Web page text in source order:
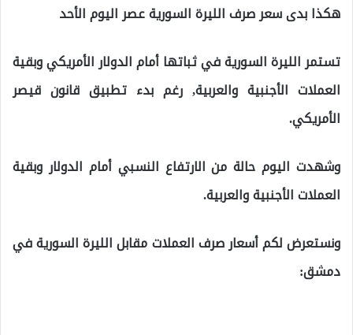
هكذا بدى سعر صرف الليرة السورية عصر اليوم الأحد
تستمر الليرة السورية في ثباتها أمام الدولار الأمريكي وبقية
العملات الأجنبية والعربية, رغم بدء تطبيق قانون قيصر
الأمريكي.
وشهدت اليوم حالة من الارتفاع النسبي أمام الدولار وبقية
العملات الأجنبية والعربية.
ونستعرض لكم أسعار صرف العملات مقابل الليرة السورية في
دمشق: